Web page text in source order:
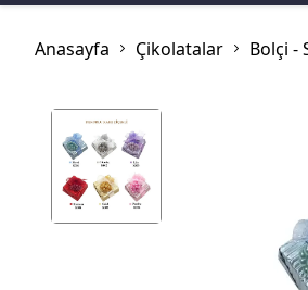
Anasayfa Çikolatalar Bolçi -